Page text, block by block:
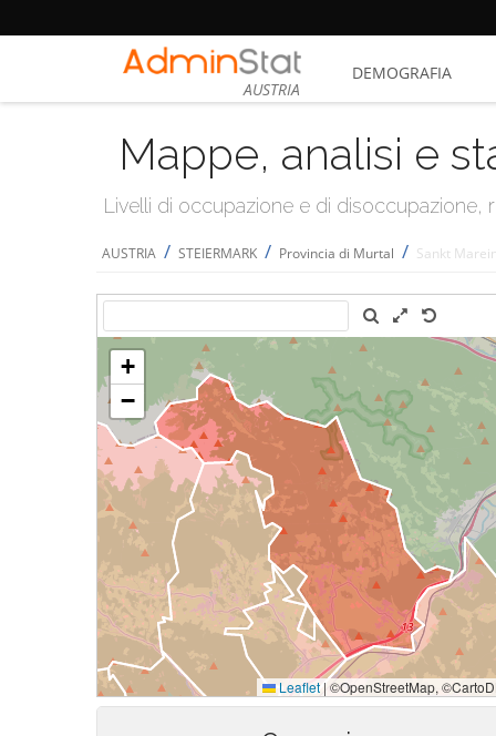
AUSTRIA
DEMOGRAFIA
Mappe, analisi e
Livelli di occupazione e di
AUSTRIA / STEIERMARK / Provincia di Murtal / Sankt